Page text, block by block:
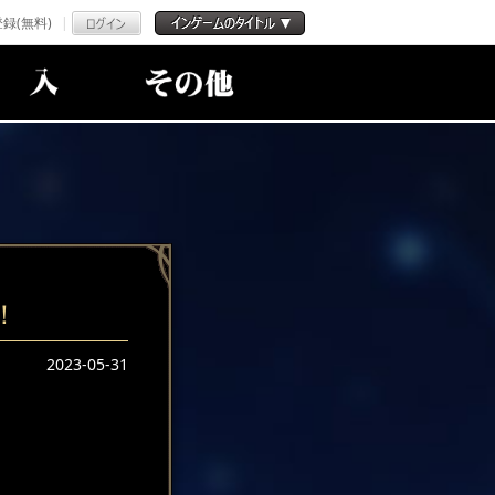
(無料)
2023-05-31